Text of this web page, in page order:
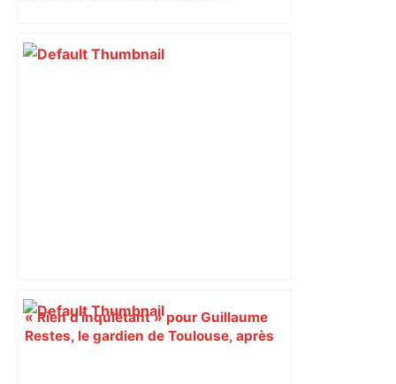
« Rien d'inquiétant » pour Guillaume
Restes, le gardien de Toulouse, après